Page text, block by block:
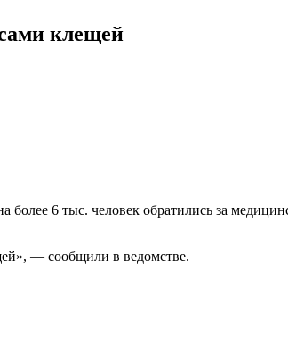
клещей
6 тыс. человек обратились за
— сообщили в ведомстве.